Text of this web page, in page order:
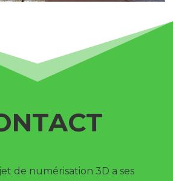
de numérisation 3D a ses